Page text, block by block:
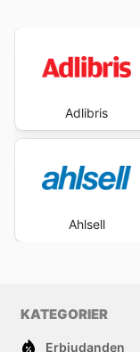
Adlibris
Ahlsell
KATEGORIER
Erbjudanden